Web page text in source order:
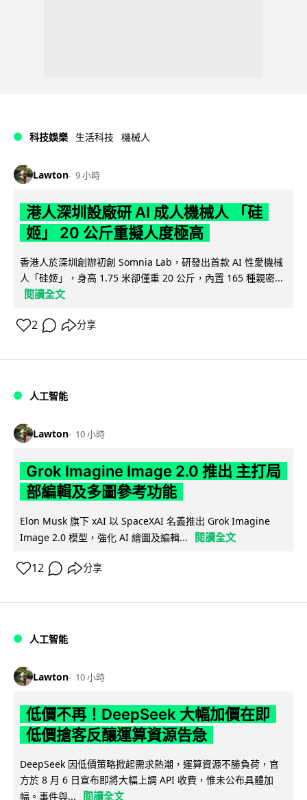
科技娛樂 生活科技 機械人
Lawton 9 小時
港人深圳設廠研 AI 成人機械人 「硅
姬」 20 公斤重擬人度極高
香港人於深圳創辦初創 Somnia Lab，研發出首款 AI 性愛機械
人「硅姬」，身高 1.75 米卻僅重 20 公斤，內置 165 種親密...
閱讀全文
2 分享
人工智能
Lawton 10 小時
Grok Imagine Image 2.0 推出 主打局
部編輯及多圖參考功能
Elon Musk 旗下 xAI 以 SpaceXAI 名義推出 Grok Imagine
Image 2.0 模型，強化 AI 繪圖及編輯...
閱讀全文
12 分享
人工智能
Lawton 10 小時
低價不再！DeepSeek 大幅加價在即
低價搶客反釀運算資源告急
DeepSeek 因低價策略掀起需求熱潮，運算資源不勝負荷，官
方於 8 月 6 日宣布即將大幅上調 API 收費，惟未公布具體加
幅。事件與...
閱讀全文